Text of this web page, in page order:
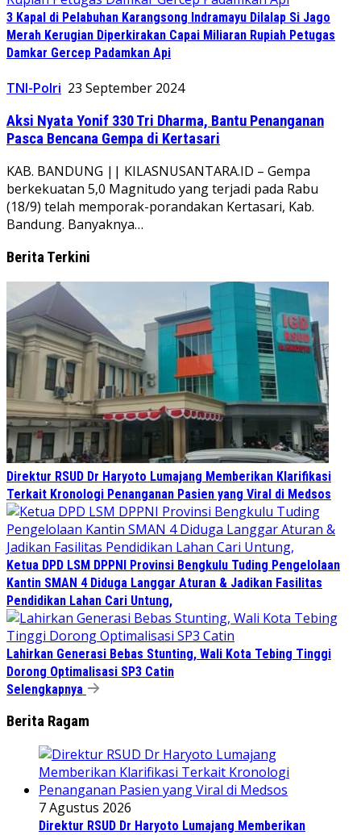
3 Kapal di Pelabuhan Karangsong Indramayu Dilalap Si Jago
Merah Kerugian Diperkirakan Capai Miliaran Rupiah Petugas
Damkar Gercep Padamkan Api
TNI-Polri 23 September 2024
Aksi Nyata Yonif 330 Tri Dharma, Bantu Penanganan
Pasca Bencana Gempa di Kertasari
KAB. BANDUNG || KILASNUSANTARA.ID – Gempa
berkekuatan 5,0 Magnitudo yang terjadi pada Rabu
(18/9) telah memporak-porandakan Kertasari, Kab.
Bandung. Banyaknya…
Berita Terkini
Direktur RSUD Dr Haryoto Lumajang Memberikan Klarifikasi
Terkait Kronologi Penanganan Pasien yang Viral di Medsos
Ketua DPD LSM DPPNI Provinsi Bengkulu Tuding Pengelolaan
Kantin SMAN 4 Diduga Langgar Aturan & Jadikan Fasilitas
Pendidikan Lahan Cari Untung,
Lahirkan Generasi Bebas Stunting, Wali Kota Tebing Tinggi
Dorong Optimalisasi SP3 Catin
Selengkapnya
Berita Ragam
7 Agustus 2026
Direktur RSUD Dr Haryoto Lumajang Memberikan